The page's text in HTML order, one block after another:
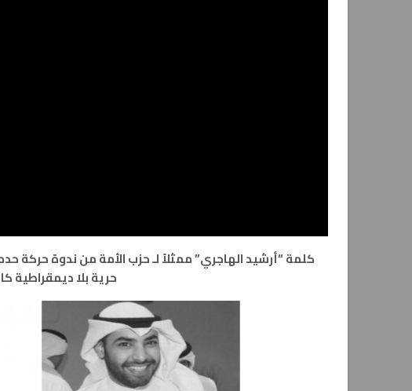
كلمة “أرشيد الهاجري” ممثلاً لـ حزب الأمة من ندوة حركة
حرية بلا ديمقراطية كاملة”